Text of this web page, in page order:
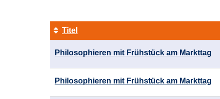
Tabellenüberschriften
sortiert
werden.
Titel
Philosophieren mit Frühstück am Markttag
Philosophieren mit Frühstück am Markttag